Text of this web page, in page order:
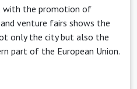
with the promotion of
venture fairs shows the
only the city but also the
part of the European Union.